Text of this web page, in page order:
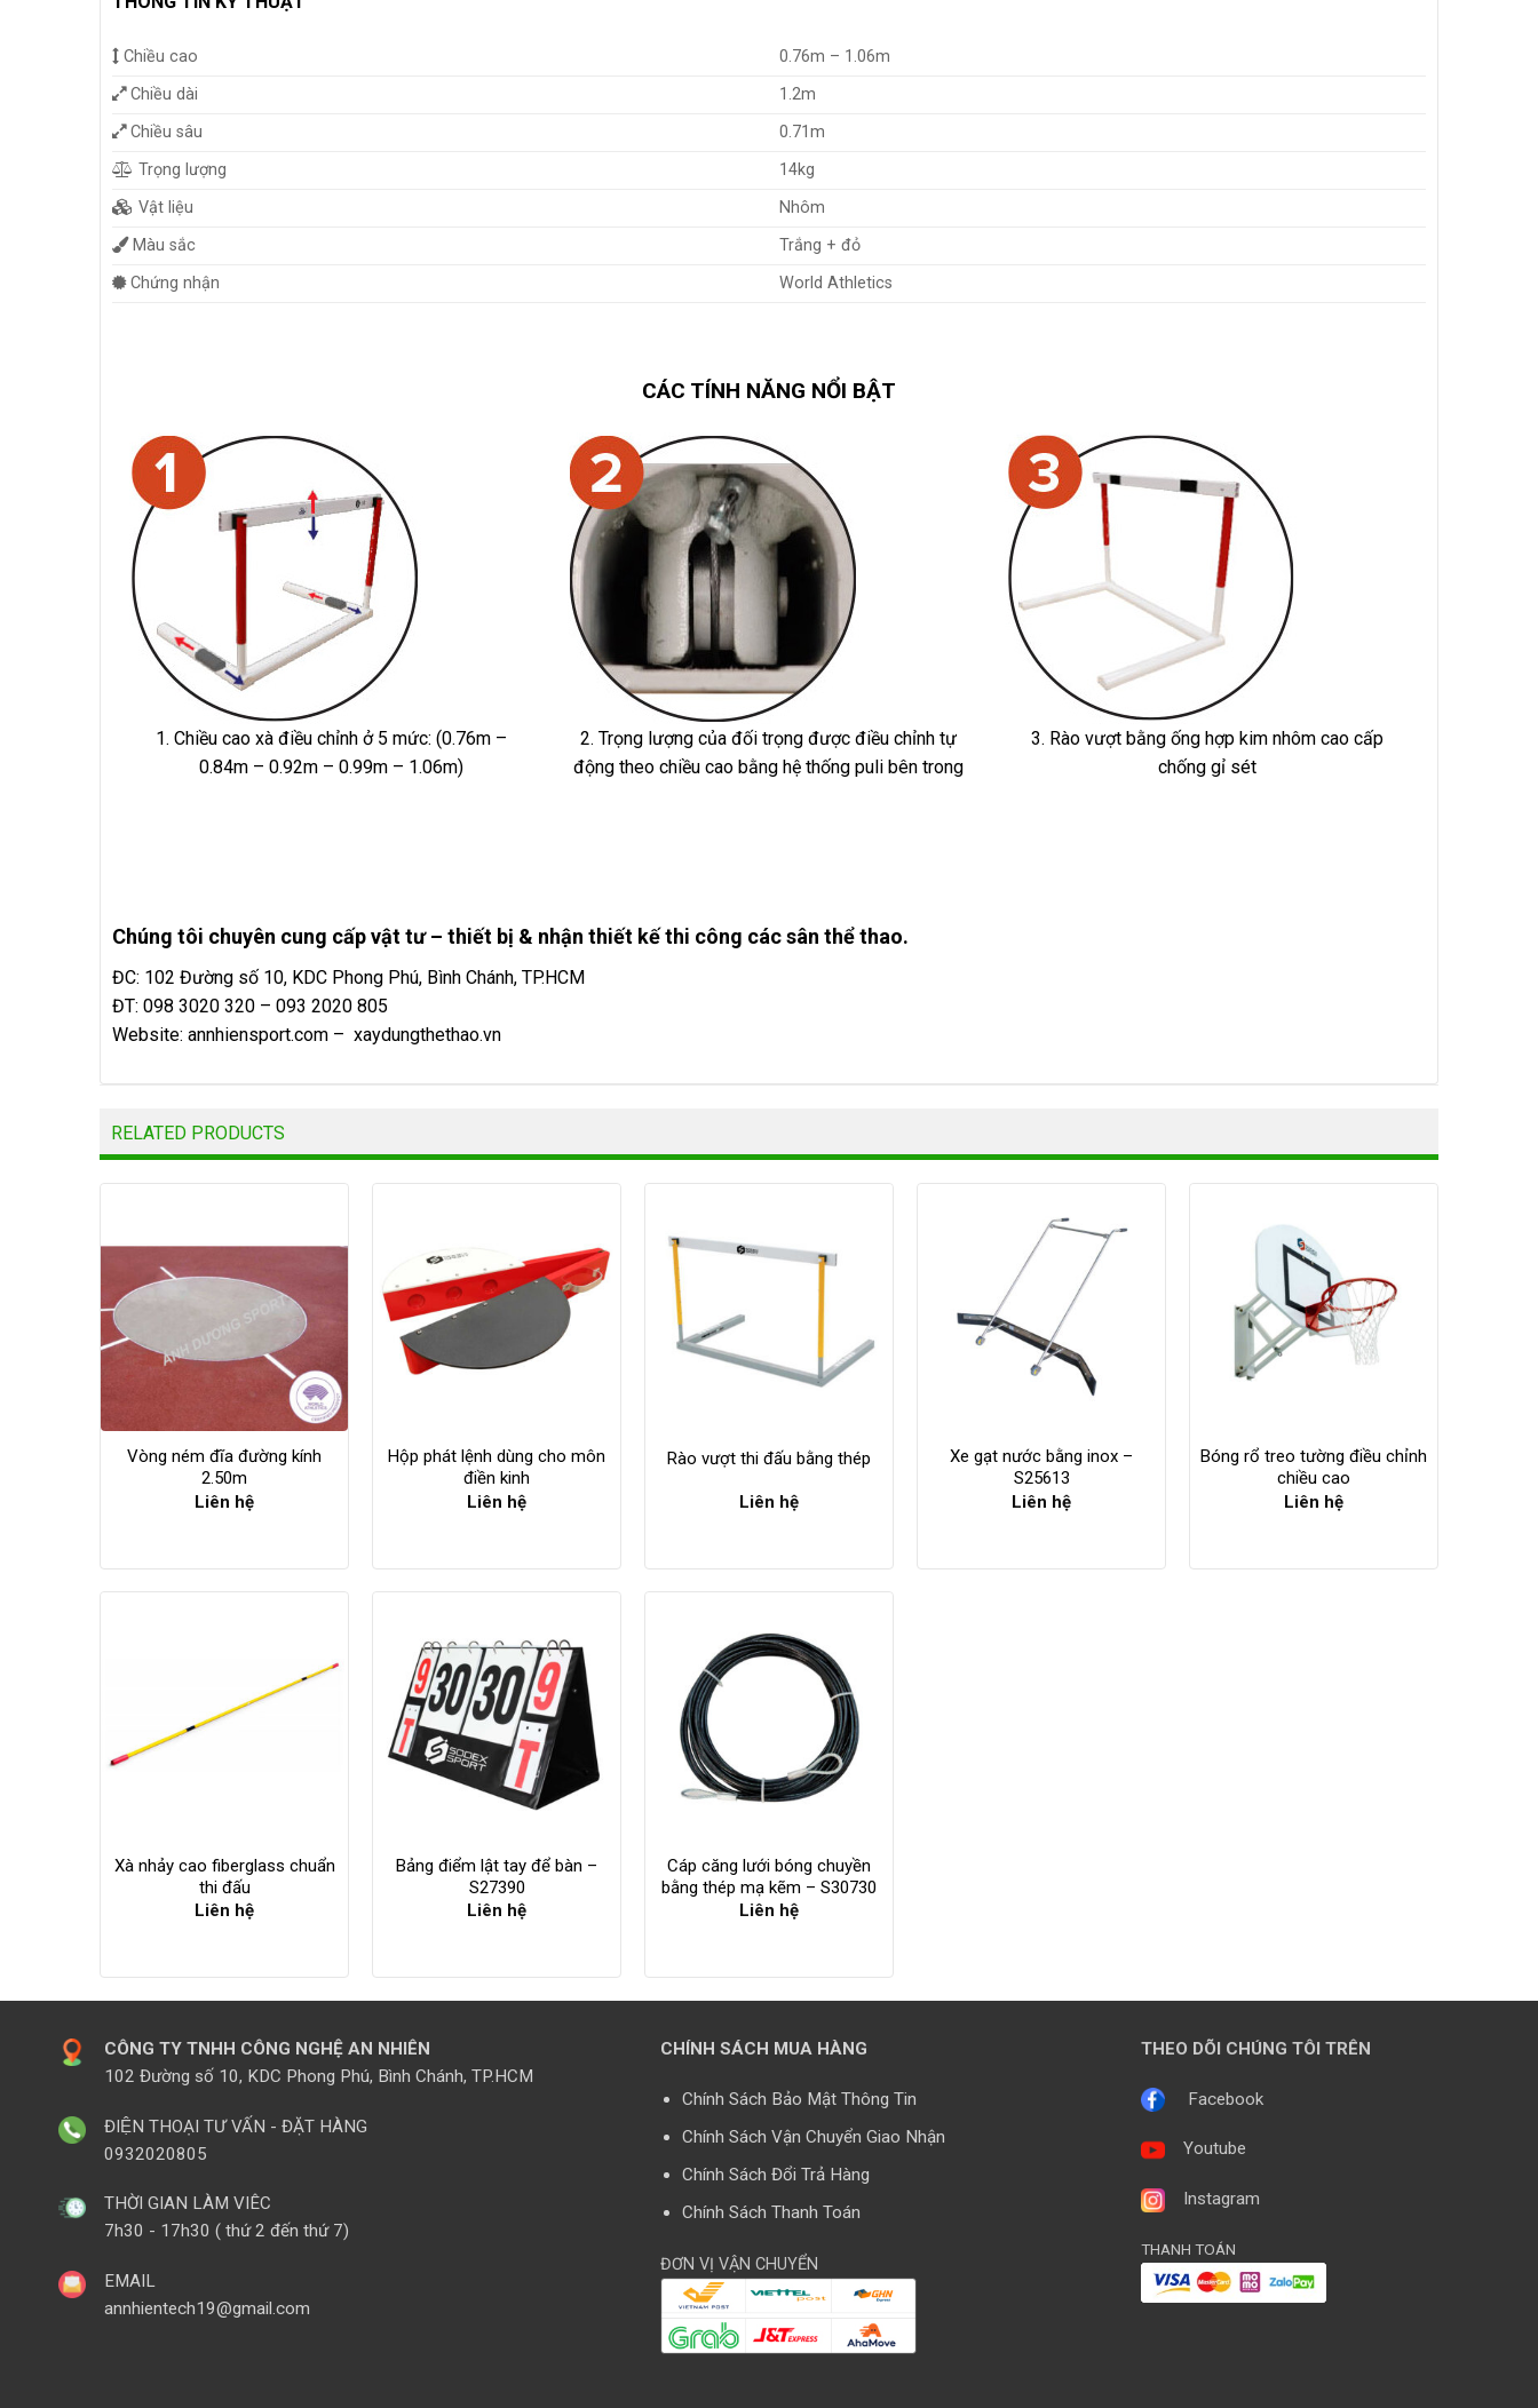
Chiều cao
0.76m – 1.06m
Chiều dài
1.2m
Chiều sâu
0.71m
Trọng lượng
14kg
Vật liệu
Nhôm
Màu sắc
Trắng + đỏ
Chứng nhận
World Athletics
CÁC TÍNH NĂNG NỔI BẬT
1. Chiều cao xà điều chỉnh ở 5 mức: (0.76m –
0.84m – 0.92m – 0.99m – 1.06m)
2. Trọng lượng của đối trọng được điều chỉnh tự
động theo chiều cao bằng hệ thống puli bên trong
3. Rào vượt bằng ống hợp kim nhôm cao cấp
chống gỉ sét
Chúng tôi chuyên cung cấp vật tư – thiết bị & nhận thiết kế thi công các sân thể thao.
ĐC: 102 Đường số 10, KDC Phong Phú, Bình Chánh, TP.HCM
ĐT: 098 3020 320 – 093 2020 805
Website: annhiensport.com – xaydungthethao.vn
RELATED PRODUCTS
Vòng ném đĩa đường kính
2.50m
Liên hệ
Hộp phát lệnh dùng cho môn
điền kinh
Liên hệ
Rào vượt thi đấu bằng thép
Liên hệ
Xe gạt nước bằng inox –
S25613
Liên hệ
Bóng rổ treo tường điều chỉnh
chiều cao
Liên hệ
Xà nhảy cao fiberglass chuẩn
thi đấu
Liên hệ
Bảng điểm lật tay để bàn –
S27390
Liên hệ
Cáp căng lưới bóng chuyền
bằng thép mạ kẽm – S30730
Liên hệ
CÔNG TY TNHH CÔNG NGHỆ AN NHIÊN
102 Đường số 10, KDC Phong Phú, Bình Chánh, TP.HCM
ĐIỆN THOẠI TƯ VẤN - ĐẶT HÀNG
0932020805
THỜI GIAN LÀM VIÊC
7h30 - 17h30 ( thứ 2 đến thứ 7)
EMAIL
annhientech19@gmail.com
CHÍNH SÁCH MUA HÀNG
Chính Sách Bảo Mật Thông Tin
Chính Sách Vận Chuyển Giao Nhận
Chính Sách Đổi Trả Hàng
Chính Sách Thanh Toán
ĐƠN VỊ VẬN CHUYỂN
THEO DÕI CHÚNG TÔI TRÊN
Facebook
Youtube
Instagram
THANH TOÁN